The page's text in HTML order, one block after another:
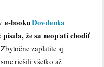
e-bookuDovolenka
písala, že sa neoplatí chodiť
zaplatíte aj
riešili všetko až